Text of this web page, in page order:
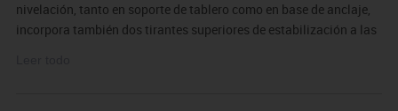
nivelación, tanto en soporte de tablero como en base de anclaje,
incorpora también dos tirantes superiores de estabilización a las